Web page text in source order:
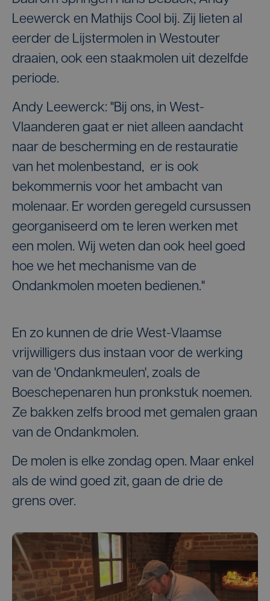
Leewerck en Mathijs Cool bij. Zij lieten al
eerder de Lijstermolen in Westouter
draaien, ook een staakmolen uit dezelfde
periode.
Andy Leewerck: "Bij ons, in West-
Vlaanderen gaat er niet alleen aandacht
naar de bescherming en de restauratie
van het molenbestand, er is ook
bekommernis voor het ambacht van
molenaar. Er worden geregeld cursussen
georganiseerd om te leren werken met
een molen. Wij weten dan ook heel goed
hoe we het mechanisme van de
Ondankmolen moeten bedienen."
En zo kunnen de drie West-Vlaamse
vrijwilligers dus instaan voor de werking
van de 'Ondankmeulen', zoals de
Boeschepenaren hun pronkstuk noemen.
Ze bakken zelfs brood met gemalen graan
van de Ondankmolen.
De molen is elke zondag open. Maar enkel
als de wind goed zit, gaan de drie de
grens over.